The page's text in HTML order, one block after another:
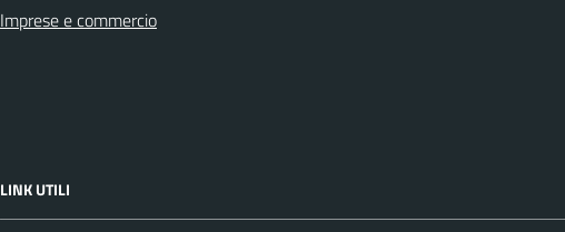
Imprese e commercio
LINK UTILI